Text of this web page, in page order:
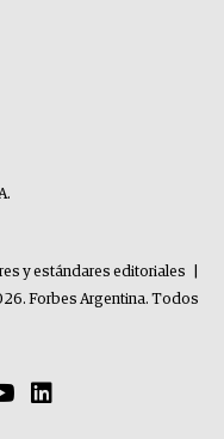
y estándares editoriales
Forbes Argentina. Todos